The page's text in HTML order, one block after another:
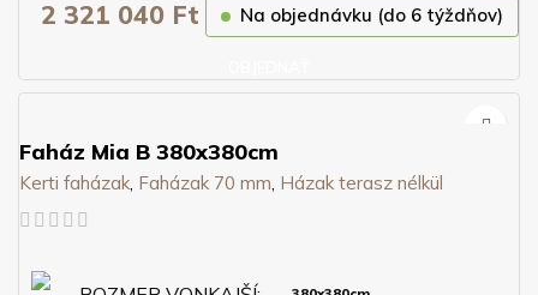
2 321 040 Ft Na objednávku (do 6 týždňov)
Faház Mia B 380x380cm
Kerti faházak Faházak 70 mm Házak terasz nélkül